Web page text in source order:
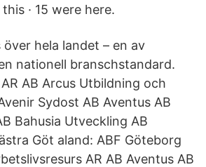
· 15 were here.
hela landet – en av
nationell branschstandard.
AB Arcus Utbildning och
Sydost AB Aventus AB
Bahusia Utveckling AB
Göt aland: ABF Göteborg
AR AB Aventus AB